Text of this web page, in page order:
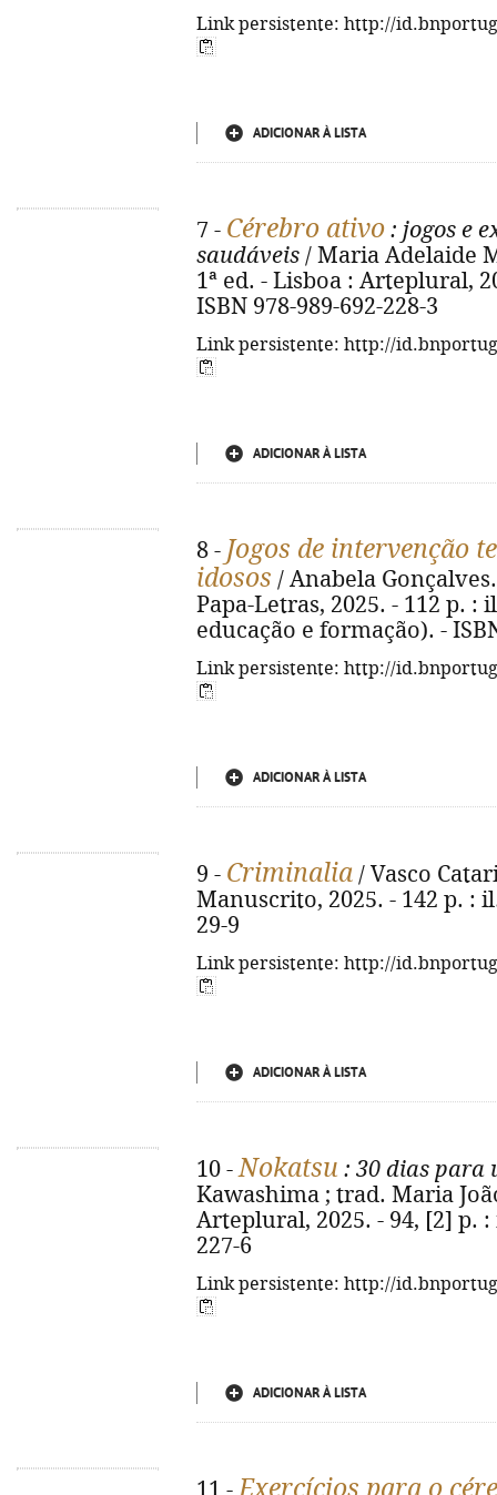
Link persistente: http://
ADICIONAR À LISTA
7 - Cérebro ativo : jogos e
saudáveis / Maria Adelaide
1ª ed. - Lisboa : Arteplural,
ISBN 978-989-692-228-3
Link persistente: http://
ADICIONAR À LISTA
8 - Jogos de intervenção
idosos / Anabela
Papa-Letras, 2025. - 112 p. :
educação e formação). -
Link persistente: http://
ADICIONAR À LISTA
9 - Criminalia / Vasco
Manuscrito, 2025. - 142 p. :
29-9
Link persistente: http://
ADICIONAR À LISTA
10 -Nokatsu : 30 dias para
Kawashima ; trad. Maria
Arteplural, 2025. - 94, [2] p. :
227-6
Link persistente: http://
ADICIONAR À LISTA
Exercícios para o